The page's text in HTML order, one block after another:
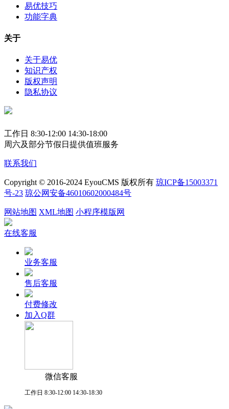
易优技巧
功能字典
关于
关于易优
知识产权
版权声明
隐私协议
工作日 8:30-12:00 14:30-18:00
周六及部分节假日提供值班服务
联系我们
Copyright © 2016-2024 EyouCMS 版权所有 琼ICP备15003371
号-23 琼公网安备46010602000484号
网站地图 XML地图 小程序模版网
在线客服
业务客服
售后客服
付费修改
加入Q群
微信客服
工作日 8:30-12:00 14:30-18:30